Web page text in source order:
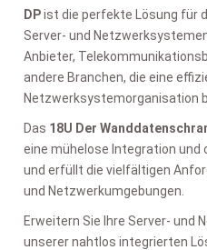
DPist die perfekte Lösung für
Server- und
Anbieter,
andere Branchen, die eine
Netzwerksystemorganisation
Das 18U Der
eine mühelose Integration
und erfüllt die vielfältigen
und Netzwerkumgebungen.
Erweitern Sie Ihre Server- und
unserer nahtlos integrierten